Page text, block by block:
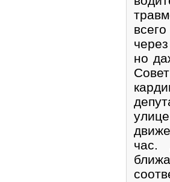
но
час.